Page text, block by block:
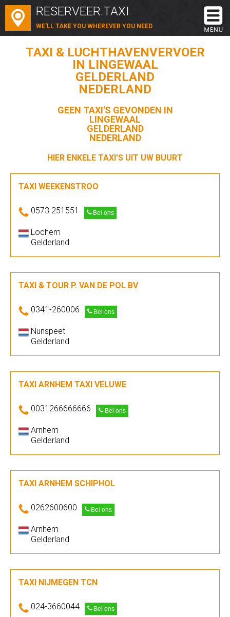
RESERVEER.TAXI
WE'LL TAKE YOU WHEREVER YOU NEED
TAXI & LUCHTHAVENVERVOER
IN LINGEWAAL
GELDERLAND
NEDERLAND
GEEN TAXI'S GEVONDEN IN
LINGEWAAL
GELDERLAND
NEDERLAND
HIER ENKELE TAXI'S UIT UW BUURT
TAXI WEEKENSTROO
0573 251551 Bel ons
Lochem
Gelderland
TAXI & TOUR P. VAN DE POL BV
0341-260006 Bel ons
Nunspeet
Gelderland
TAXI ARNHEM TAXI VELUWE
0031266666666 Bel ons
Arnhem
Gelderland
TAXI ARNHEM SCHIPHOL
0262600600 Bel ons
Arnhem
Gelderland
TAXI NIJMEGEN TCN
024-3660044 Bel ons